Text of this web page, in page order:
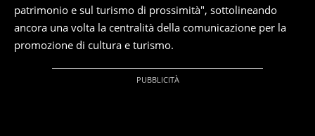
patrimonio e sul turismo di prossimità", sottolineando
ancora una volta la centralità della comunicazione per la
promozione di cultura e turismo.